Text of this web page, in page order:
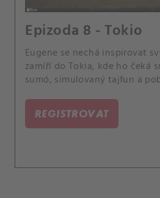
Epizoda 8 - Tokio
Eugene se nechá inspirovat
zamíří do Tokia, kde ho čeká
sumó, simulovaný tajfun a
REGISTROVAT